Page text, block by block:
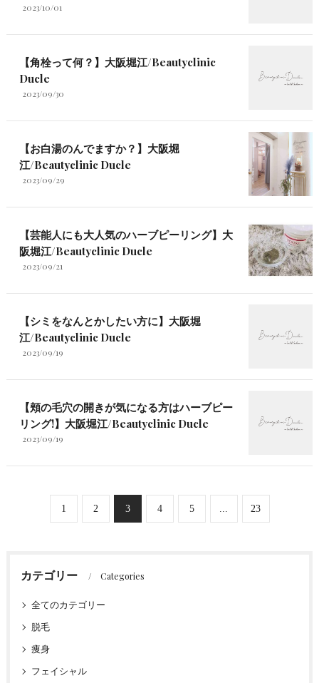
2023/10/01
【角栓って何？】大阪堀江/Beautyclinic
Ducle
2023/09/30
【お白湯のんでますか？】大阪堀
江/Beautyclinic Ducle
2023/09/29
【芸能人にも大人気のハーブピーリング】大
阪堀江/Beautyclinic Ducle
2023/09/21
【シミをなんとかしたい方に】大阪堀
江/Beautyclinic Ducle
2023/09/19
【頬の毛穴の開きが気になる方はハーブピー
リング!】大阪堀江/Beautyclinic Ducle
2023/09/19
1 2 3 4 5 ... 23
カテゴリー Categories
全てのカテゴリー
脱毛
痩身
フェイシャル